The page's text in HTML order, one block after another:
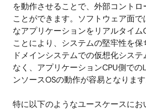
を動作させることで、外部コントロ
ことができます。ソフトウェア面
なアプリケーションをリアルタイム
ことにより、システムの堅牢性を
ドメインシステムでの仮想化システ
なく、アプリケーションCPU側で
ンソースOSの動作が容易となります
特に以下のようなユースケースに